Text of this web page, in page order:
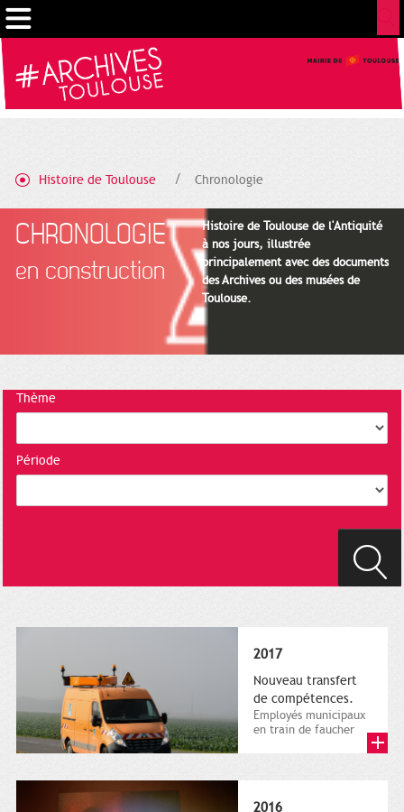
Histoire de Toulouse Chronologie
CHRONOLOGIE
en construction
Histoire de Toulouse de l'Antiquité
à nos jours, illustrée
principalement avec des documents
des Archives ou des musées de
Toulouse.
Thème
Période
2017
Nouveau transfert
de compétences.
Employés municipaux
en train de faucher
2016
Cookies management panel